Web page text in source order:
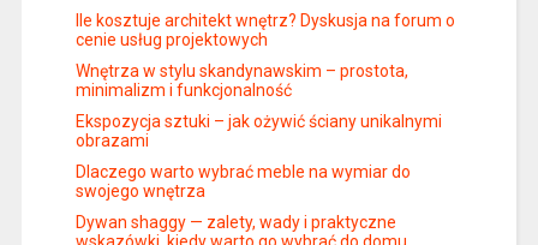
Ile kosztuje architekt wnętrz? Dyskusja na forum o
cenie usług projektowych
Wnętrza w stylu skandynawskim – prostota,
minimalizm i funkcjonalność
Ekspozycja sztuki – jak ożywić ściany unikalnymi
obrazami
Dlaczego warto wybrać meble na wymiar do
swojego wnętrza
Dywan shaggy — zalety, wady i praktyczne